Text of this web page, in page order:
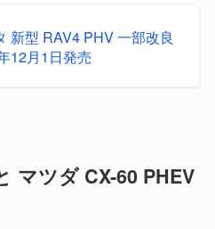
新型 RAV4 PHV 一部改良
12月1日発売
マツダ CX-60 PHEV